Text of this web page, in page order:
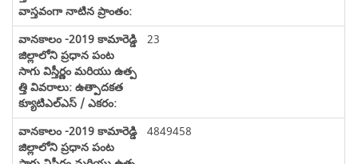
23
4849458